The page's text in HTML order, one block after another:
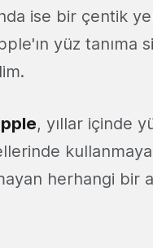
ise bir çentik
yüz tanıma
, yıllar içinde
herhangi bir